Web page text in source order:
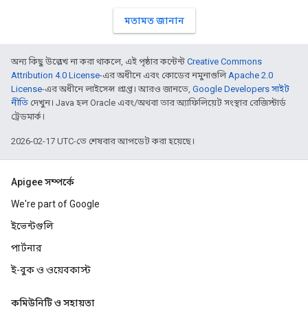
মতামত জানান
অন্য কিছু উল্লেখ না করা থাকলে, এই পৃষ্ঠার কন্টেন্ট Creative Commons
Attribution 4.0 License-এর অধীনে এবং কোডের নমুনাগুলিApache 2.0
License-এর অধীনে লাইসেন্স প্রাপ্ত। আরও জানতে, Google Developers সাইট
নীতি দেখুন। Java হল Oracle এবং/অথবা তার অ্যাফিলিয়েট সংস্থার রেজিস্টার্ড
ট্রেডমার্ক।
2026-02-17 UTC-তে শেষবার আপডেট করা হয়েছে।
Apigee সম্পর্কে
We're part of Google
ইভেন্টগুলি
পার্টনার
ই-বুক ও ওয়েবকাস্ট
কমিউনিটি ও সহায়তা